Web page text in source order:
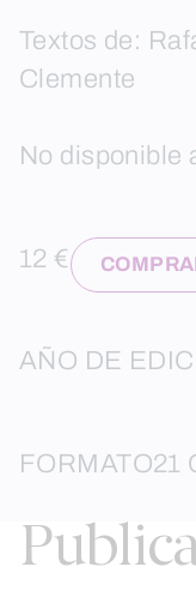
Textos de:
Clemente
No disponible
12 €
AÑO DE
FORMATO21